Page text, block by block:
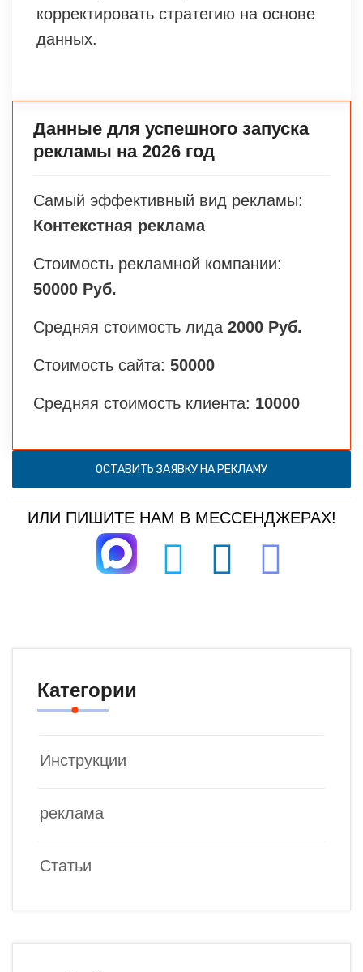
корректировать стратегию на основе
данных.
Данные для успешного запуска
рекламы на 2026 год
Самый эффективный вид рекламы:
Контекстная реклама
Стоимость рекламной компании:
50000 Руб.
Средняя стоимость лида 2000 Руб.
Стоимость сайта: 50000
Средняя стоимость клиента: 10000
ОСТАВИТЬ ЗАЯВКУ НА РЕКЛАМУ
ИЛИ ПИШИТЕ НАМ В МЕССЕНДЖЕРАХ!
Категории
Инструкции
реклама
Статьи